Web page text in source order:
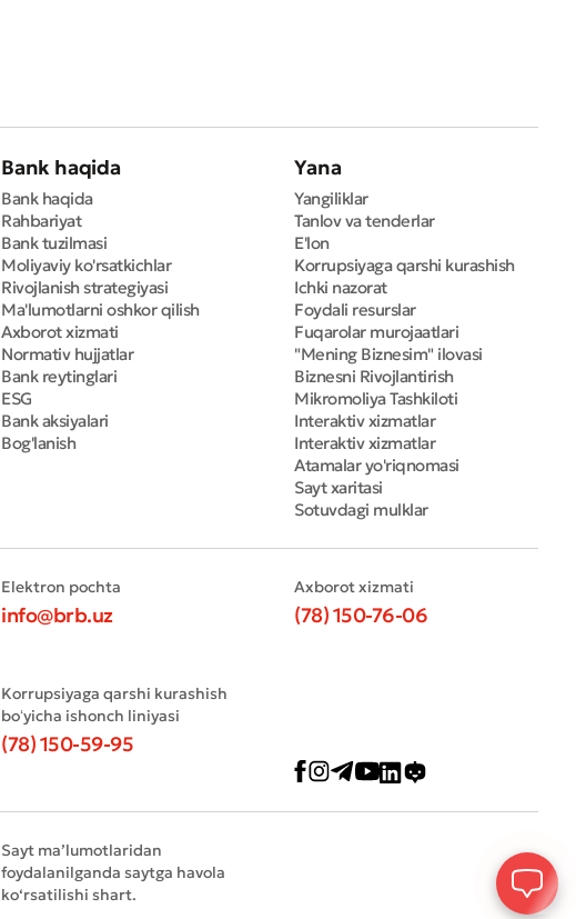
Bank haqida
Bank haqida
Rahbariyat
Bank tuzilmasi
Moliyaviy ko'rsatkichlar
Rivojlanish strategiyasi
Ma'lumotlarni oshkor qilish
Axborot xizmati
Normativ hujjatlar
Bank reytinglari
ESG
Bank aksiyalari
Bog'lanish
Yana
Yangiliklar
Tanlov va tenderlar
E'lon
Korrupsiyaga qarshi kurashish
Ichki nazorat
Foydali resurslar
Fuqarolar murojaatlari
"Mening Biznesim" ilovasi
Biznesni Rivojlantirish
Mikromoliya Tashkiloti
Interaktiv xizmatlar
Interaktiv xizmatlar
Atamalar yo'riqnomasi
Sayt xaritasi
Sotuvdagi mulklar
Elektron pochta
info@brb.uz
Axborot xizmati
(78) 150-76-06
Korrupsiyaga qarshi kurashish
boʻyicha ishonch liniyasi
(78) 150-59-95
Sayt ma’lumotlaridan
foydalanilganda saytga havola
ko‘rsatilishi shart.